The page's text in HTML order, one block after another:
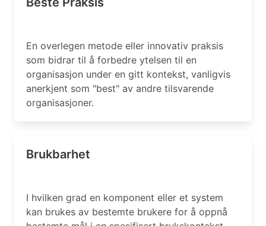
En overlegen metode eller innovativ praksis
som bidrar til å forbedre ytelsen til en
organisasjon under en gitt kontekst, vanligvis
anerkjent som "best" av andre tilsvarende
organisasjoner.
Brukbarhet
I hvilken grad en komponent eller et system
kan brukes av bestemte brukere for å oppnå